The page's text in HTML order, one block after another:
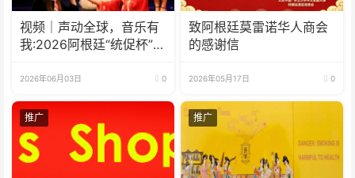
视频｜声动全球，音乐有
我:2026阿根廷“统促杯”水
圆满落幕
2026年06月03日 0
致阿根廷莫雷诺华人商会
的感谢信
2026年05月17日 0
推广 推广